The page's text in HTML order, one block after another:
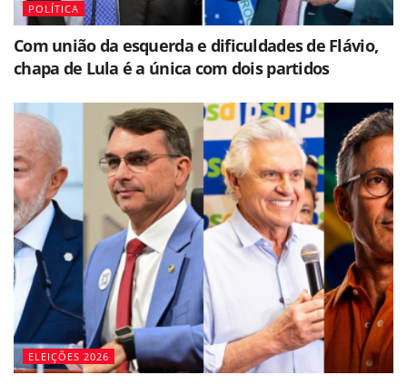
POLÍTICA
Com união da esquerda e dificuldades de Flávio,
chapa de Lula é a única com dois partidos
ELEIÇÕES 2026